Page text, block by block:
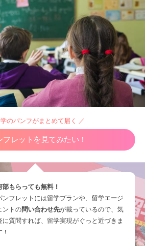
のパンフがまとめて届く ／
フレットを見てみたい！
部もらっても無料！
ンフレットには留学プランや、留学エージ
ントの問い合わせ先が載っているので、気
に質問すれば、留学実現がぐっと近づきま
！